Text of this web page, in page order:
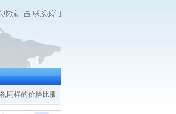
样的价格比服务.我公司的产品不仅在中国农科院,中